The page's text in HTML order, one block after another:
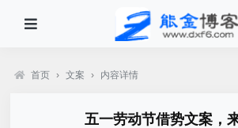
首页 › 文案 › 内容详情
五一劳动节借势文案，